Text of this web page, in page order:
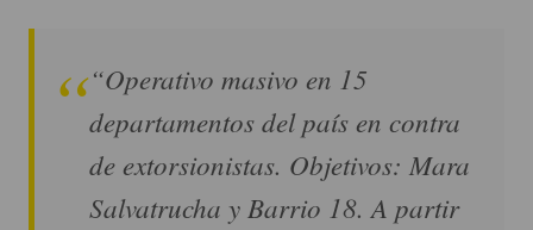
“Operativo masivo en 15
departamentos del país en contra
de extorsionistas. Objetivos: Mara
Salvatrucha y Barrio 18. A partir